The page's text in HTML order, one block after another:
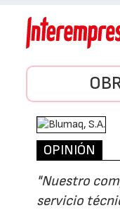
OPINIÓN
"Nuestro
servicio